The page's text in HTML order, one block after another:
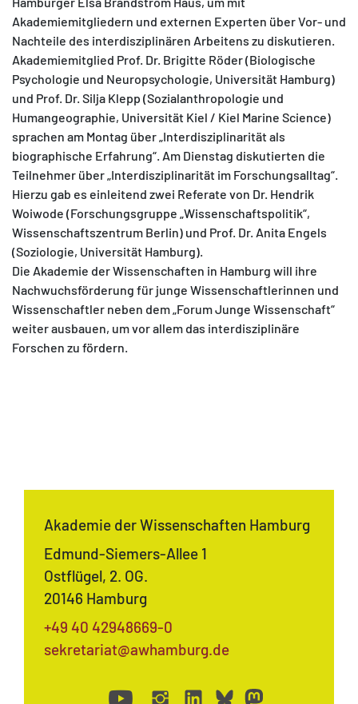
Akademiemitgliedern und externen Experten über Vor- und
Nachteile des interdisziplinären Arbeitens zu diskutieren.
Akademiemitglied Prof. Dr. Brigitte Röder (Biologische
Psychologie und Neuropsychologie, Universität Hamburg)
und Prof. Dr. Silja Klepp (Sozialanthropologie und
Humangeographie, Universität Kiel / Kiel Marine Science)
sprachen am Montag über „Interdisziplinarität als
biographische Erfahrung“. Am Dienstag diskutierten die
Teilnehmer über „Interdisziplinarität im Forschungsalltag“.
Hierzu gab es einleitend zwei Referate von Dr. Hendrik
Woiwode (Forschungsgruppe „Wissenschaftspolitik“,
Wissenschaftszentrum Berlin) und Prof. Dr. Anita Engels
(Soziologie, Universität Hamburg).
Die Akademie der Wissenschaften in Hamburg will ihre
Nachwuchsförderung für junge Wissenschaftlerinnen und
Wissenschaftler neben dem „Forum Junge Wissenschaft“
weiter ausbauen, um vor allem das interdisziplinäre
Forschen zu fördern.
Akademie der Wissenschaften Hamburg
Edmund-Siemers-Allee 1
Ostflügel, 2. OG.
20146 Hamburg
+49 40 42948669-0
sekretariat@awhamburg.de
Matomo